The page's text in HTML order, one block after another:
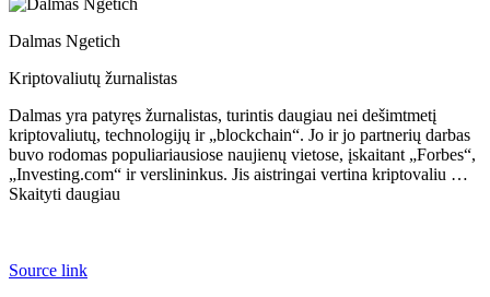
Dalmas Ngetich
Kriptovaliutų žurnalistas
Dalmas yra patyręs žurnalistas, turintis daugiau nei dešimtmetį
kriptovaliutų, technologijų ir „blockchain“. Jo ir jo partnerių darbas
buvo rodomas populiariausiose naujienų vietose, įskaitant „Forbes“,
„Investing.com“ ir verslininkus. Jis aistringai vertina kriptovaliu …
Skaityti daugiau
Source link